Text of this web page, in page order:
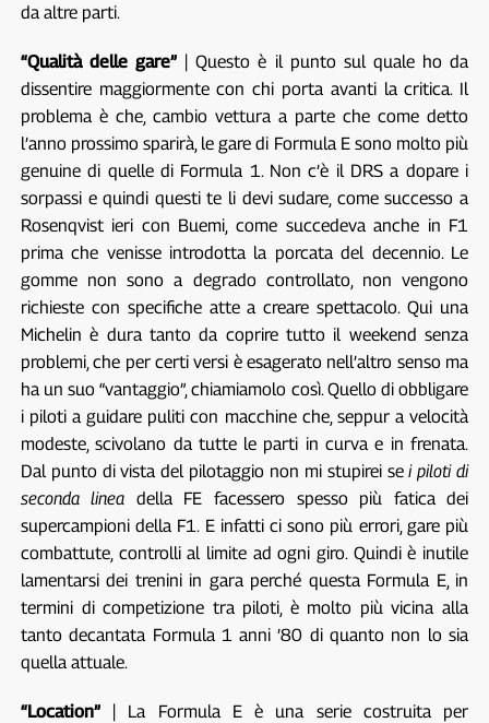
da altre parti.
“Qualità delle gare” | Questo è il punto sul quale ho da
dissentire maggiormente con chi porta avanti la critica. Il
problema è che, cambio vettura a parte che come detto
l’anno prossimo sparirà, le gare di Formula E sono molto più
genuine di quelle di Formula 1. Non c’è il DRS a dopare i
sorpassi e quindi questi te li devi sudare, come successo a
Rosenqvist ieri con Buemi, come succedeva anche in F1
prima che venisse introdotta la porcata del decennio. Le
gomme non sono a degrado controllato, non vengono
richieste con specifiche atte a creare spettacolo. Qui una
Michelin è dura tanto da coprire tutto il weekend senza
problemi, che per certi versi è esagerato nell’altro senso ma
ha un suo “vantaggio”, chiamiamolo così. Quello di obbligare
i piloti a guidare puliti con macchine che, seppur a velocità
modeste, scivolano da tutte le parti in curva e in frenata.
Dal punto di vista del pilotaggio non mi stupirei sei piloti di
seconda linea della FE facessero spesso più fatica dei
supercampioni della F1. E infatti ci sono più errori, gare più
combattute, controlli al limite ad ogni giro. Quindi è inutile
lamentarsi dei trenini in gara perché questa Formula E, in
termini di competizione tra piloti, è molto più vicina alla
tanto decantata Formula 1 anni ’80 di quanto non lo sia
quella attuale.
“Location”| La Formula E è una serie costruita per